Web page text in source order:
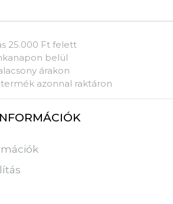
25.000 Ft felett
belül
árakon
azonnal raktáron